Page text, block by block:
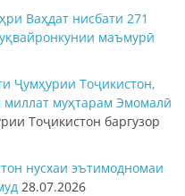
Ваҳдат нисбати 271
маъмурӣ
Ҷумҳурии Тоҷикистон,
муҳтарам Эмомалӣ
Тоҷикистон баргузор
нусхаи эътимодномаи
28.07.2026